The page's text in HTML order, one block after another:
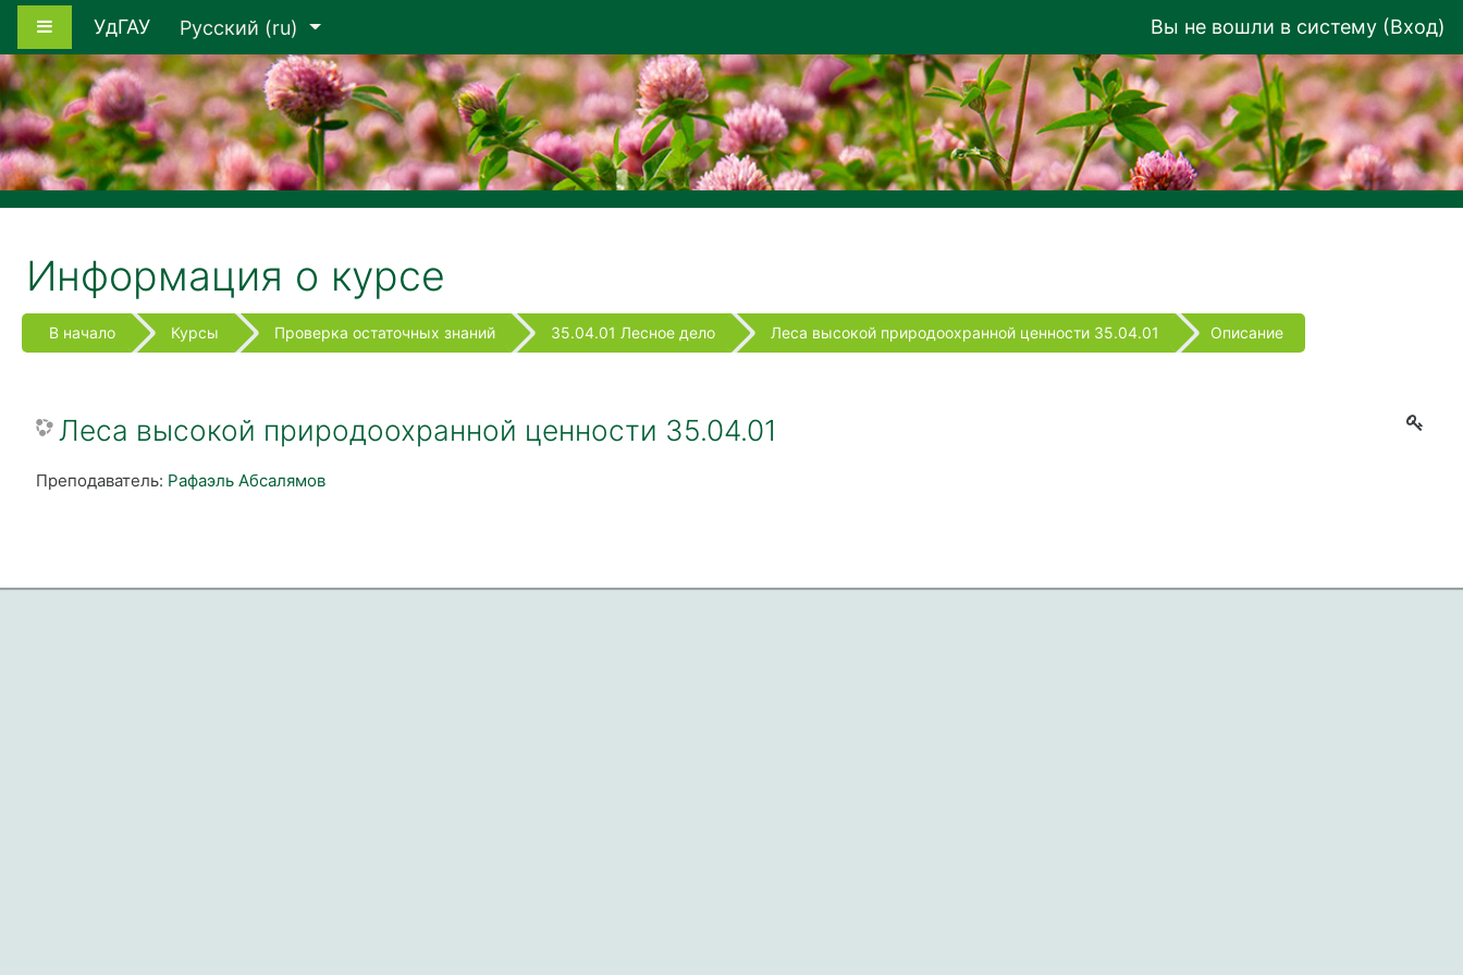
Перейти к основному содержанию
Боковая панель
УдГАУ Русский ‎(ru)‎ Вы не вошли в систему (Вход)
Информация о курсе
В начало Курсы Проверка остаточных знаний 35.04.01 Лесное дело Леса высокой природоохранной ценности 35.04.01 Описание
Леса высокой природоохранной ценности 35.04.01
Преподаватель: Рафаэль Абсалямов